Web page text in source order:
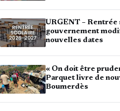
URGENT –
gouvernement
nouvelles dates
« On doit être
Parquet livre de
Boumerdès